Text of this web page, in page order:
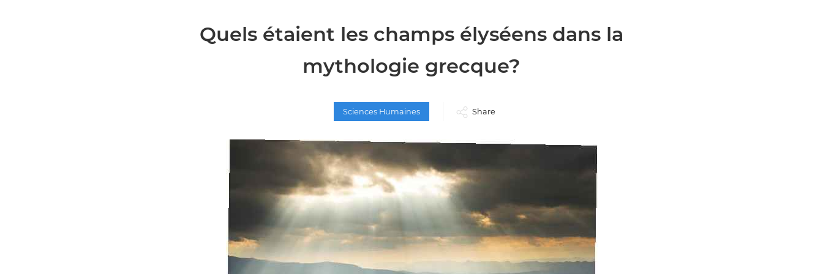
Quels étaient les champs élyséens dans la
mythologie grecque?
Sciences Humaines Share